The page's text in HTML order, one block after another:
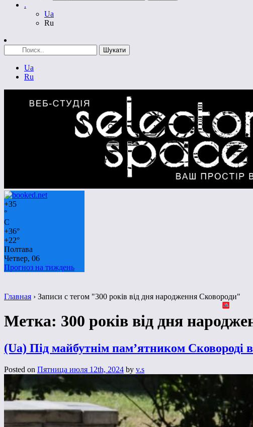
.
Ua
Ru
Ua
Ru
+35
°
C
+36°
+22°
Полтава
Четвер, 06
Прогноз на тиждень
Главная › Записи с тегом "300 років від дня народження Сковороди"
Метка: 300 років від дня
(Ua) Під майбутнім пам’ятником Сковороді
Posted on Пятница июля 12th, 2024 by v.s